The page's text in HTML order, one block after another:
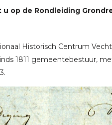
u op de Rondleiding
Historisch Centrum
1811 gemeentebestuur,